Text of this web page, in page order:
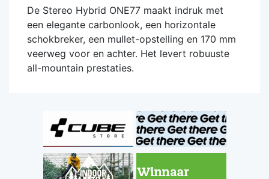
De Stereo Hybrid ONE77 maakt indruk met
een elegante carbonlook, een horizontale
schokbreker, een mullet-opstelling en 170 mm
veerweg voor en achter. Het levert robuuste
all-mountain prestaties.